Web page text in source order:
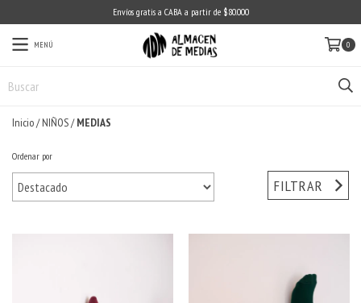
Envíos gratis a CABA a partir de $80.000
MENÚ 0
Inicio/ NIÑOS/ MEDIAS
Ordenar por
FILTRAR